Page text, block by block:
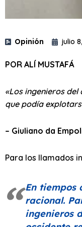
Opinión julio
POR ALÍ MUSTAFÁ
«Los ingenieros
que podía
– Giuliano da
Para los llamados
En tiempos
racional.
ingenieros